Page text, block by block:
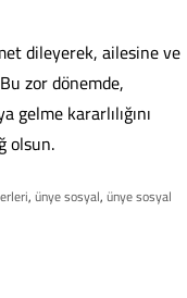
dileyerek, ailesine ve
zor dönemde,
gelme kararlılığını
olsun.
,ünye sosyal,ünye sosyal